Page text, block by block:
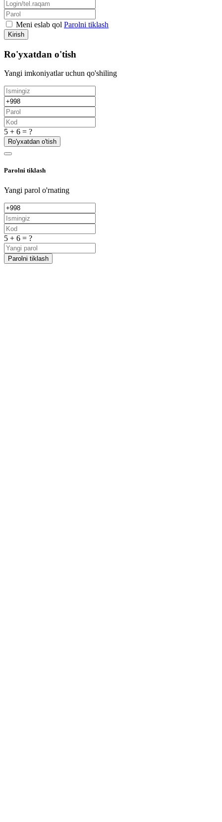
Meni eslab qol Parolni tiklash
Kirish
Ro'yxatdan o'tish
Yangi imkoniyatlar uchun qo'shiling
5 + 6 = ?
Ro'yxatdan o'tish
Parolni tiklash
Yangi parol o'rnating
5 + 6 = ?
Parolni tiklash